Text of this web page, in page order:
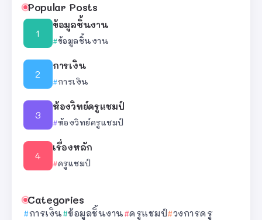
Popular Posts
ข้อมูลชิ้นงาน
ข้อมูลชิ้นงาน
การเงิน
การเงิน
ห้องวิทย์ครูแชมป์
ห้องวิทย์ครูแชมป์
เรื่องหลัก
ครูแชมป์
Categories
การเงิน ข้อมูลชิ้นงาน ครูแชมป์ วงการครู